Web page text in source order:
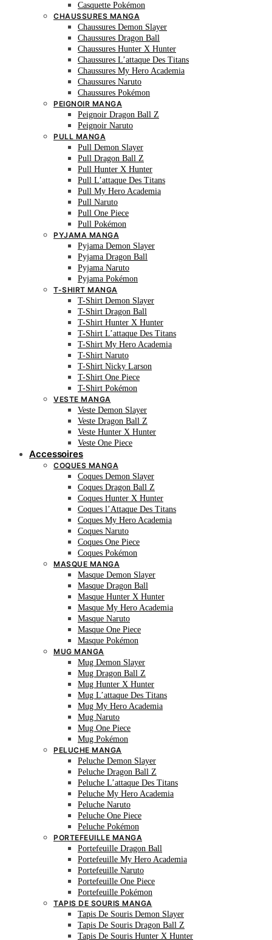
Casquette Pokémon
CHAUSSURES MANGA
Chaussures Demon Slayer
Chaussures Dragon Ball
Chaussures Hunter X Hunter
Chaussures L’attaque Des Titans
Chaussures My Hero Academia
Chaussures Naruto
Chaussures Pokémon
PEIGNOIR MANGA
Peignoir Dragon Ball Z
Peignoir Naruto
PULL MANGA
Pull Demon Slayer
Pull Dragon Ball Z
Pull Hunter X Hunter
Pull L’attaque Des Titans
Pull My Hero Academia
Pull Naruto
Pull One Piece
Pull Pokémon
PYJAMA MANGA
Pyjama Demon Slayer
Pyjama Dragon Ball
Pyjama Naruto
Pyjama Pokémon
T-SHIRT MANGA
T-Shirt Demon Slayer
T-Shirt Dragon Ball
T-Shirt Hunter X Hunter
T-Shirt L’attaque Des Titans
T-Shirt My Hero Academia
T-Shirt Naruto
T-Shirt Nicky Larson
T-Shirt One Piece
T-Shirt Pokémon
VESTE MANGA
Veste Demon Slayer
Veste Dragon Ball Z
Veste Hunter X Hunter
Veste One Piece
Accessoires
COQUES MANGA
Coques Demon Slayer
Coques Dragon Ball Z
Coques Hunter X Hunter
Coques l’Attaque Des Titans
Coques My Hero Academia
Coques Naruto
Coques One Piece
Coques Pokémon
MASQUE MANGA
Masque Demon Slayer
Masque Dragon Ball
Masque Hunter X Hunter
Masque My Hero Academia
Masque Naruto
Masque One Piece
Masque Pokémon
MUG MANGA
Mug Demon Slayer
Mug Dragon Ball Z
Mug Hunter X Hunter
Mug L’attaque Des Titans
Mug My Hero Academia
Mug Naruto
Mug One Piece
Mug Pokémon
PELUCHE MANGA
Peluche Demon Slayer
Peluche Dragon Ball Z
Peluche L’attaque Des Titans
Peluche My Hero Academia
Peluche Naruto
Peluche One Piece
Peluche Pokémon
PORTEFEUILLE MANGA
Portefeuille Dragon Ball
Portefeuille My Hero Academia
Portefeuille Naruto
Portefeuille One Piece
Portefeuille Pokémon
TAPIS DE SOURIS MANGA
Tapis De Souris Demon Slayer
Tapis De Souris Dragon Ball Z
Tapis De Souris Hunter X Hunter